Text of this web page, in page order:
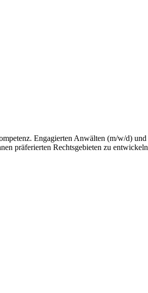
Engagierten Anwälten (m/w/d)
präferierten Rechtsgebieten zu